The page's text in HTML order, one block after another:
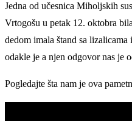
Jednа od učesnica Miholjskih
Vrtogošu u petak 12. oktobra
dedom imala štand sa
odakle je a njen odgovor nas je
Pogledajte šta nam je ova